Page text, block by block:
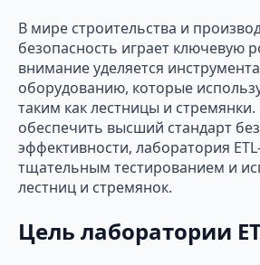
В мире строительства и
безопасность играет ключевую
внимание уделяется
оборудованию, которые
таким как лестницы и
обеспечить высший стандарт
эффективности, лаборатория
тщательным тестированием и
лестниц и стремянок.
Цель лаборатории